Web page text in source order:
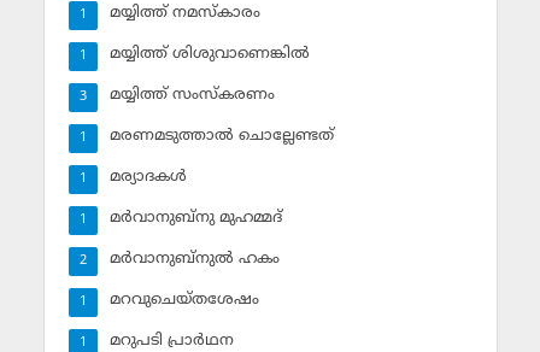
മയ്യിത്ത് നമസ്‌കാരം
1
മയ്യിത്ത് ശിശുവാണെങ്കില്‍
1
മയ്യിത്ത് സംസ്‌കരണം
3
മരണമടുത്താല്‍ ചൊല്ലേണ്ടത്
1
മര്യാദകള്‍
1
മര്‍വാനുബ്‌നു മുഹമ്മദ്
1
മര്‍വാനുബ്‌നുല്‍ ഹകം
2
മറവുചെയ്തശേഷം
1
മറുപടി പ്രാര്‍ഥന
1